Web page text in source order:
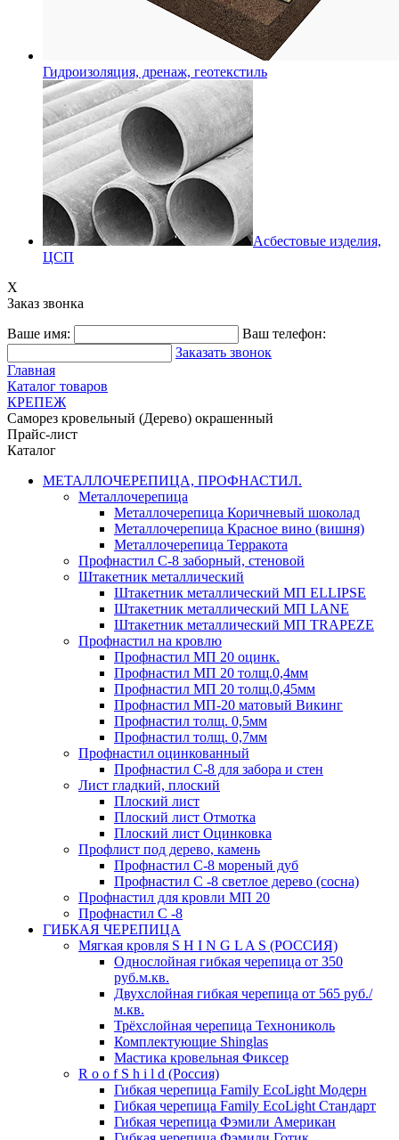
Гидроизоляция, дренаж, геотекстиль
Асбестовые изделия,
ЦСП
X
Заказ звонка
Ваше имя:
Ваш телефон:
Заказать звонок
Главная
Каталог товаров
КРЕПЕЖ
Саморез кровельный (Дерево) окрашенный
Прайс-лист
Каталог
МЕТАЛЛОЧЕРЕПИЦА, ПРОФНАСТИЛ.
Металлочерепица
Металлочерепица Коричневый шоколад
Металлочерепица Красное вино (вишня)
Металлочерепица Терракота
Профнастил С-8 заборный, стеновой
Штакетник металлический
Штакетник металлический МП ELLIPSE
Штакетник металлический МП LАNE
Штакетник металлический МП TRAPEZE
Профнастил на кровлю
Профнастил МП 20 оцинк.
Профнастил МП 20 толщ.0,4мм
Профнастил МП 20 толщ.0,45мм
Профнастил МП-20 матовый Викинг
Профнастил толщ. 0,5мм
Профнастил толщ. 0,7мм
Профнастил оцинкованный
Профнастил С-8 для забора и стен
Лист гладкий, плоский
Плоский лист
Плоский лист Отмотка
Плоский лист Оцинковка
Профлист под дерево, камень
Профнастил С-8 мореный дуб
Профнастил С -8 светлое дерево (сосна)
Профнастил для кровли МП 20
Профнастил С -8
ГИБКАЯ ЧЕРЕПИЦА
Мягкая кровля S H I N G L A S (РОССИЯ)
Однослойная гибкая черепица от 350
руб.м.кв.
Двухслойная гибкая черепица от 565 руб./
м.кв.
Трёхслойная черепица Технониколь
Комплектующие Shinglas
Мастика кровельная Фиксер
R o o f S h i l d (Россия)
Гибкая черепица Family ЕсоLight Модерн
Гибкая черепица Family ЕсоLight Стандарт
Гибкая черепица Фэмили Американ